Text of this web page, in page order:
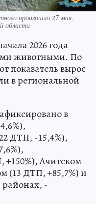
произошло 27 мая.
области
2026 года
животными. По
показатель вырос
в региональной
в
ДТП, -15,4%),
Ачитском
(13 ДТП, +85,7%) и
районах, -